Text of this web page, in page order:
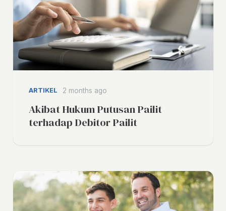
ARTIKEL 2 months ago
Akibat Hukum Putusan Pailit
terhadap Debitor Pailit